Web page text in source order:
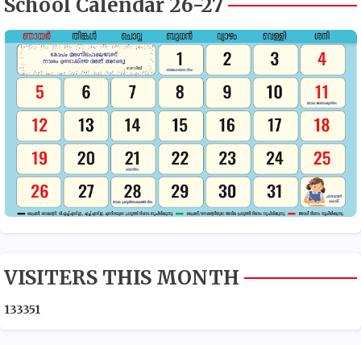
VISITERS THIS MONTH
133351